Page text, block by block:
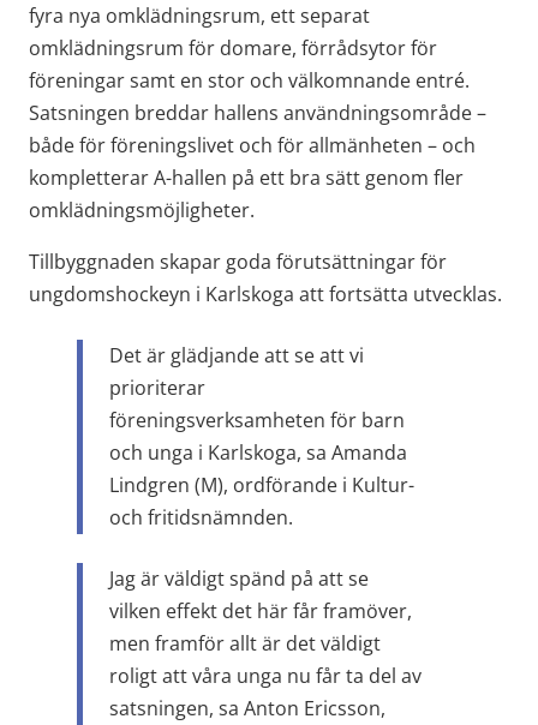
fyra nya omklädningsrum, ett separat
omklädningsrum för domare, förrådsytor för
föreningar samt en stor och välkomnande entré.
Satsningen breddar hallens användningsområde –
både för föreningslivet och för allmänheten – och
kompletterar A-hallen på ett bra sätt genom fler
omklädningsmöjligheter.
Tillbyggnaden skapar goda förutsättningar för
ungdomshockeyn i Karlskoga att fortsätta utvecklas.
Det är glädjande att se att vi
prioriterar
föreningsverksamheten för barn
och unga i Karlskoga, sa Amanda
Lindgren (M), ordförande i Kultur-
och fritidsnämnden.
Jag är väldigt spänd på att se
vilken effekt det här får framöver,
men framför allt är det väldigt
roligt att våra unga nu får ta del av
satsningen, sa Anton Ericsson,